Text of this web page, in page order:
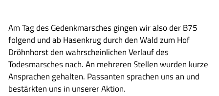
Am Tag des Gedenkmarsches gingen wir also der B75
folgend und ab Hasenkrug durch den Wald zum Hof
Dröhnhorst den wahrscheinlichen Verlauf des
Todesmarsches nach. An mehreren Stellen wurden kurze
Ansprachen gehalten. Passanten sprachen uns an und
bestärkten uns in unserer Aktion.